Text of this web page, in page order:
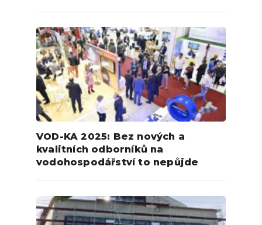
VOD-KA 2025: Bez nových a
kvalitních odborníků na
vodohospodářství to nepůjde